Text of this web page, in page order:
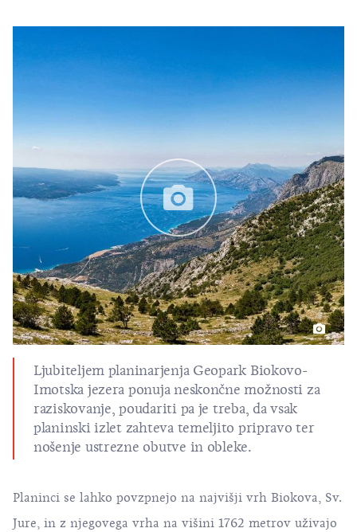
Ljubiteljem planinarjenjaGeopark Biokovo-
Imotska jezera ponuja neskončne možnosti za
raziskovanje, poudariti pa je treba, da vsak
planinski izlet zahteva temeljito pripravo ter
nošenje ustrezne obutve in obleke.
Planinci se lahko povzpnejo na najvišji vrh Biokova, Sv.
Jure, in z njegovega vrha na višini 1762 metrov uživajo